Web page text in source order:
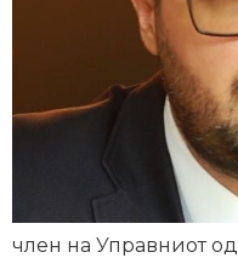
член на Управниот